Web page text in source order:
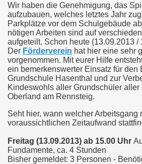
Wir haben die Genehmigung, das
aufzubauen, welches letztes Jahr
Parkplätze vor dem Schulgebäude
nötigen Arbeiten sind auf
aufgeteilt. Schon heute (13.09.2013 /
Der Förderverein hat hier eine sehr
vorgenommen. Mit eurer Hilfe
ein bemerkenswerter Einsatz für den
Grundschule Hasenthal und zur
Kindeswohls aller Grundschüler
Oberland am Rennsteig.
Seht hier, wann welcher Arbeitsgang
voraussichtlichen Zeitaufwand
Freitag (13.09.2013) ab 15.00 Uhr
Fundamente, ca. 4 Stunden
Bisher gemeldet: 3 Personen - B